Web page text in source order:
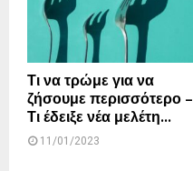
Τι να τρώμε για να
ζήσουμε περισσότερο –
Τι έδειξε νέα μελέτη...
11/01/2023